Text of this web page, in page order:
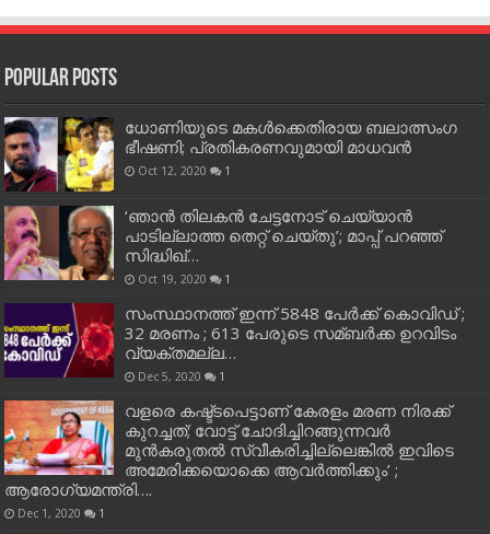
Popular Posts
ധോണിയുടെ മകള്‍ക്കെതിരായ ബലാത്സംഗ
ഭീഷണി; പ്രതികരണവുമായി മാധവന്‍
Oct 12, 2020 1
‘ഞാന്‍ തിലകന്‍ ചേട്ടനോട് ചെയ്യാന്‍
പാടില്ലാത്ത തെറ്റ് ചെയ്തു’; മാപ്പ് പറഞ്ഞ്
സിദ്ധിഖ്…
Oct 19, 2020 1
സംസ്ഥാനത്ത് ഇന്ന് 5848 പേര്‍ക്ക് കൊവി‌ഡ് ;
32 മരണം ; 613 പേരുടെ സമ്ബര്‍ക്ക ഉറവിടം
വ്യക്തമല്ല…
Dec 5, 2020 1
വളരെ കഷ്ട്ടപെട്ടാണ് കേരളം മരണ നിരക്ക്
കുറച്ചത്; വോട്ട് ചോദിച്ചിറങ്ങുന്നവർ
മുൻകരുതൽ സ്വീകരിച്ചില്ലെങ്കിൽ ഇവിടെ
അമേരിക്കയൊക്കെ ആവർത്തിക്കും’ ;
ആരോഗ്യമന്ത്രി….
Dec 1, 2020 1